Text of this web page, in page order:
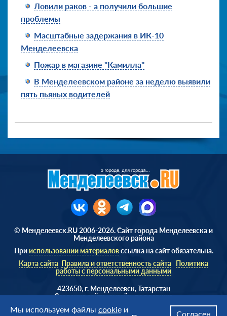
Ловили раков - а получили большие
проблемы
Масштабные задержания в ИК-10
Менделеевска
Пожар в магазине "Камилла"
В Менделеевском районе за неделю выявили
пять пьяных водителей
© Менделеевск.RU 2006-2026. Сайт города Менделеевска и
Менделеевского района
Прииспользовании материаловссылка на сайт обязательна.
Карта сайта Правила и ответственность сайта Политика
работы с персональными данными
423650, г. Менделеевск, Татарстан
Cоздание сайта, дизайн, поддержка
Мы используем файлы cookie и
Согласен